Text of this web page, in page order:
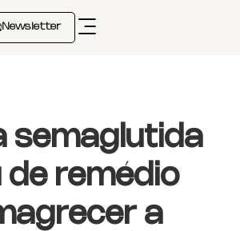
Newsletter
semaglutida
de remédio
a